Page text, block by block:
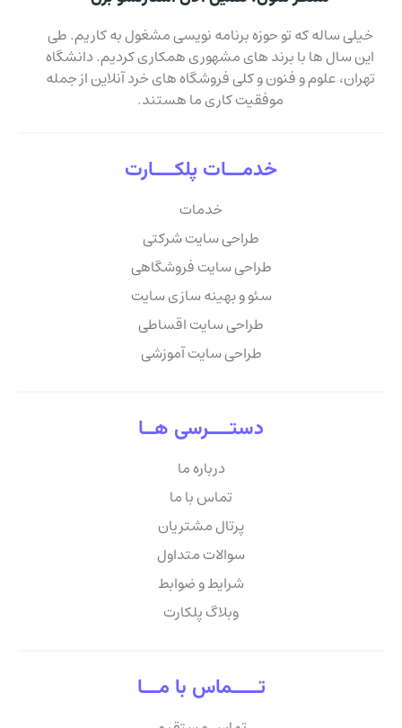
خیلی ساله که تو حوزه برنامه نویسی مشغول به کاریم. طی
این سال ها با برند های مشهوری همکاری کردیم. دانشگاه
تهران، علوم و فنون و کلی فروشگاه های خرد آنلاین از جمله
موفقیت کاری ما هستند.
خدمـــات پلکــــارت
خدمات
طراحی سایت شرکتی
طراحی سایت فروشگاهی
سئو و بهینه سازی سایت
طراحی سایت اقساطی
طراحی سایت آموزشی
دستــــرسی هــا
درباره ما
تماس با ما
پرتال مشتریان
سوالات متداول
شرایط و ضوابط
وبلاگ پلکارت
تـــــماس با مـــا